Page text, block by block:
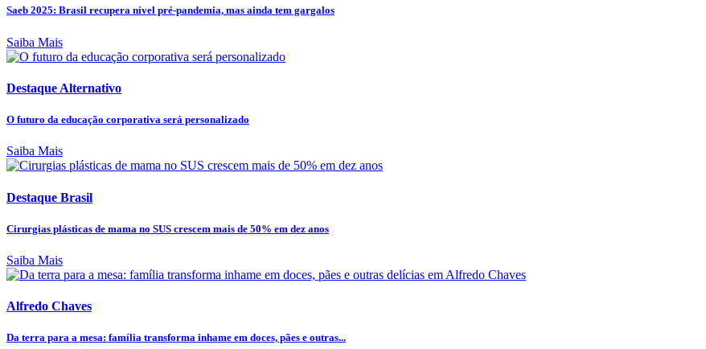
Saeb 2025: Brasil recupera nível pré-pandemia, mas ainda tem gargalos
Saiba Mais
Destaque Alternativo
O futuro da educação corporativa será personalizado
Saiba Mais
Destaque Brasil
Cirurgias plásticas de mama no SUS crescem mais de 50% em dez anos
Saiba Mais
Alfredo Chaves
Da terra para a mesa: família transforma inhame em doces, pães e outras...